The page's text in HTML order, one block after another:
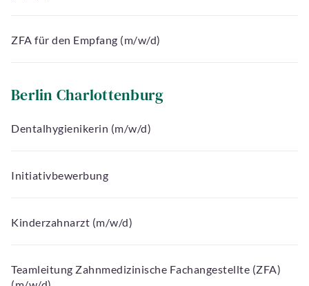
ZFA für den Empfang (m/w/d)
Berlin Charlottenburg
Dentalhygienikerin (m/w/d)
Initiativbewerbung
Kinderzahnarzt (m/w/d)
Teamleitung Zahnmedizinische Fachangestellte (ZFA)